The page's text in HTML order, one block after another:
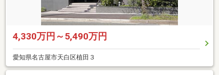
4,330万円～5,490万円
愛知県名古屋市天白区植田３